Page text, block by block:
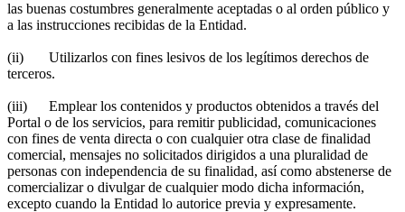
las buenas costumbres generalmente aceptadas o al orden público y
a las instrucciones recibidas de la Entidad.
(ii) Utilizarlos con fines lesivos de los legítimos derechos de
terceros.
(iii) Emplear los contenidos y productos obtenidos a través del
Portal o de los servicios, para remitir publicidad, comunicaciones
con fines de venta directa o con cualquier otra clase de finalidad
comercial, mensajes no solicitados dirigidos a una pluralidad de
personas con independencia de su finalidad, así como abstenerse de
comercializar o divulgar de cualquier modo dicha información,
excepto cuando la Entidad lo autorice previa y expresamente.